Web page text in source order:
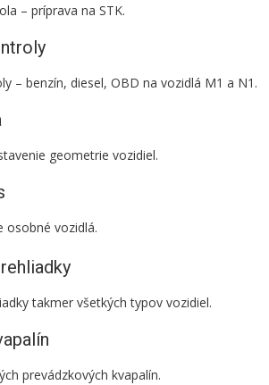
– príprava na STK.
– benzín, diesel, OBD na vozidlá M1 a N1.
geometrie vozidiel.
osobné vozidlá.
takmer všetkých typov vozidiel.
prevádzkových kvapalín.